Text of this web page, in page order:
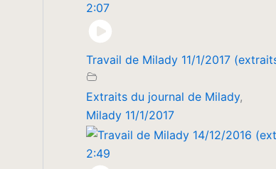
2:07
Travail de Milady 11/1/2017
Extraits du journal de Milady,
Milady 11/1/2017
2:49